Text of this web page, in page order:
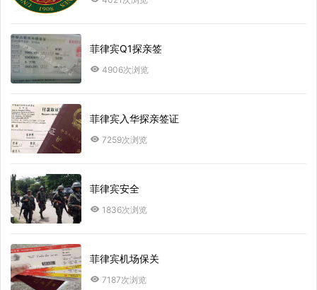
菲律宾Q1探亲签
4906次浏览
菲律宾入华探亲签证
7259次浏览
菲律宾安全
1836次浏览
菲律宾机场保关
7187次浏览